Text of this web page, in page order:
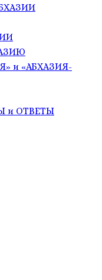
и «АБХАЗИЯ-
и ОТВЕТЫ